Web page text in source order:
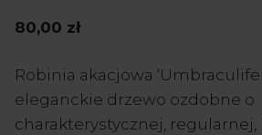
80,00 zł
Robinia akacjowa
eleganckie drzewo ozdobne o
charakterystycznej, regularnej,